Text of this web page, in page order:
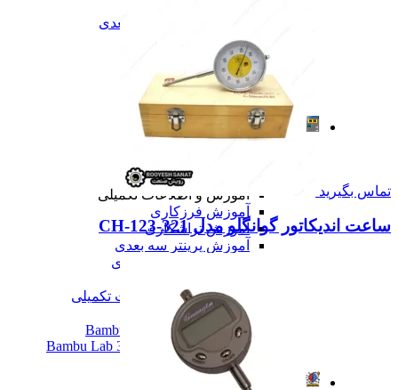
تعمیرات دستگاه اسکن سه بعدی
تعمیرات دستگاه پرینتر 3D
تعمیرات دستگاه برش لیزر
تعمیرات دستگاه تراشکاری
تعمیرات دستگاه فرزکاری
همه تعمیرات
مقالات
مقالات
آموزش و اطلاعات تکمیلی
آموزش و اطلاعات تکمیلی
آموزش فرزکاری
آموزش تراشکاری
آموزش پرینتر سه بعدی
آموزش اسکنر سه بعدی
همه آموزش و اطلاعات تکمیلی
نمایندگی پرینتر ۳ بعدی Bambu Lab
Bambu Lab 3D Printer Official Distributor
همه مقالات
تماس بگیرید
ساعت اندیکاتور گوانگلو مدل 321-123-CH